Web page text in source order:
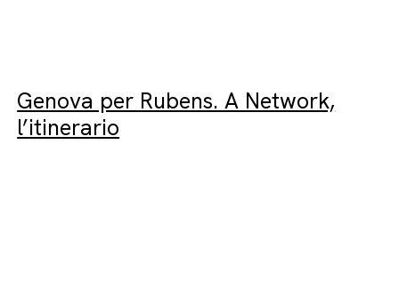
Genova per Rubens. A Network,
l’itinerario